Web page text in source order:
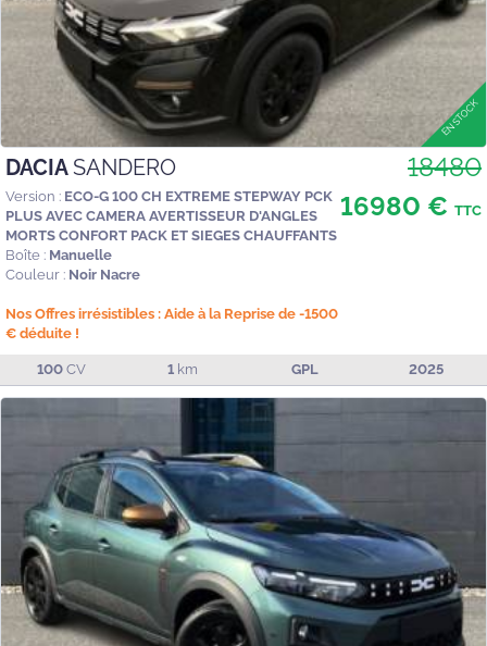
DACIASANDERO
Version : ECO-G 100 CH EXTREME STEPWAY PCK
PLUS AVEC CAMERA AVERTISSEUR D'ANGLES
MORTS CONFORT PACK ET SIEGES CHAUFFANTS
Boîte : Manuelle
Couleur : Noir Nacre
Nos Offres irrésistibles : Aide à la Reprise de -1500
€ déduite !
18480
16980 € TTC
100 CV 1 km GPL 2025